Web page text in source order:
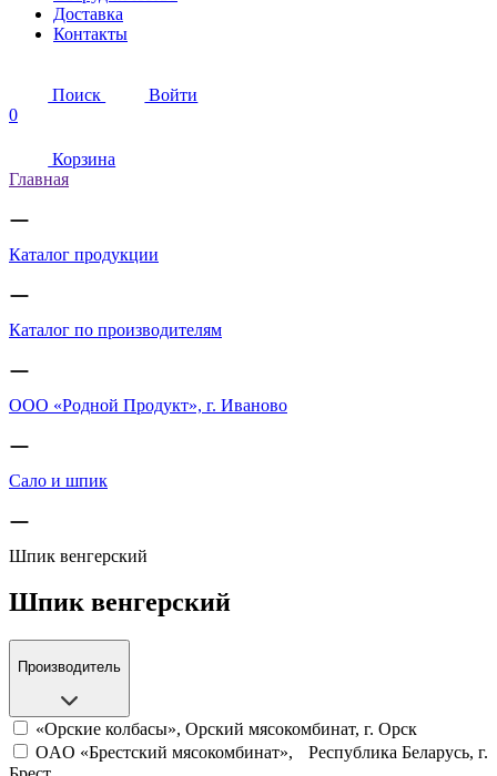
Доставка
Контакты
Поиск
Войти
0
Корзина
Главная
Каталог продукции
Каталог по производителям
ООО «Родной Продукт», г. Иваново
Сало и шпик
Шпик венгерский
Шпик венгерский
Производитель
«Орские колбасы», Орский мясокомбинат, г. Орск
OAO «Брестский мясокомбинат», Республика Беларусь, г.